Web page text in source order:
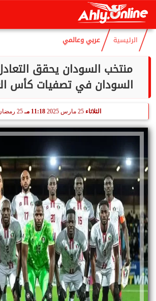
الأحد
الرئيسية عربي وعالمي
منتخب السودان يحقق
السودان في تصفيات كأس
الثلاثاء 25 مارس 2025 11:18 مـ 25 رمضان 1446